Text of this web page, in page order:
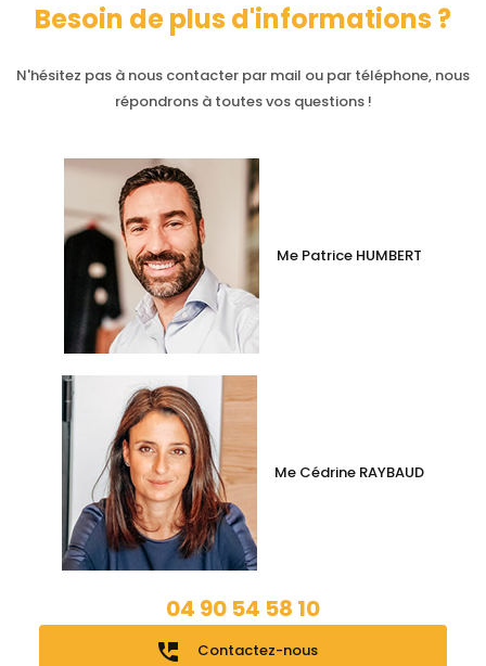
Besoin de plus d'informations ?
N'hésitez pas à nous contacter par mail ou par téléphone, nous
répondrons à toutes vos questions !
Me Patrice HUMBERT
Me Cédrine RAYBAUD
04 90 54 58 10
perm_phone_msg Contactez-nous